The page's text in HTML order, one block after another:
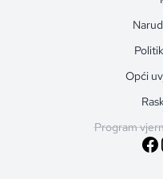
Opći
Program